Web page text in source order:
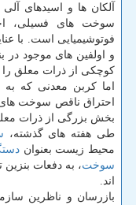
آلكان ها و اسیدهای
سوخت های فسیلی،
فوتوشیمیایی است. با
و اولفین های موجود در
كوچكی از ذرات معلق را
اما كربن معدنی كه
احتراق ناقص سوخت های
بخش بزرگی از ذرات
طی هفته های گذشته،
محیط زیست بعنوان
سوخت، به دفعات بنزین
اند.
بازرسان و ناظرین